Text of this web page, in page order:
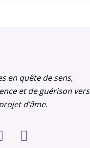
en quête de sens,
et de guérison vers
d’âme.